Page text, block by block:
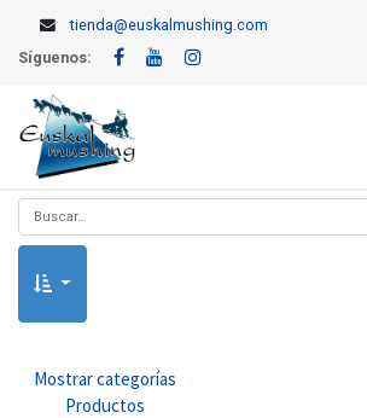
tienda@euskalmushing.com
Síguenos:
Mostrar categorías
Productos